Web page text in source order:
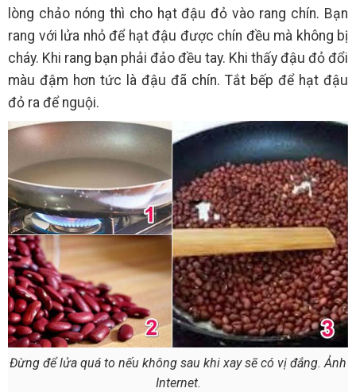
lòng chảo nóng thì cho hạt đậu đỏ vào rang chín. Bạn
rang với lửa nhỏ để hạt đậu được chín đều mà không bị
cháy. Khi rang bạn phải đảo đều tay. Khi thấy đậu đỏ đổi
màu đậm hơn tức là đậu đã chín. Tắt bếp để hạt đậu
đỏ ra để nguội.
Đừng để lửa quá to nếu không sau khi xay sẽ có vị đắng. Ảnh
Internet.